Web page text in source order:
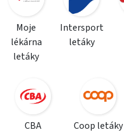
Moje
lékárna
letáky
Intersport
letáky
CBA
Coop letáky